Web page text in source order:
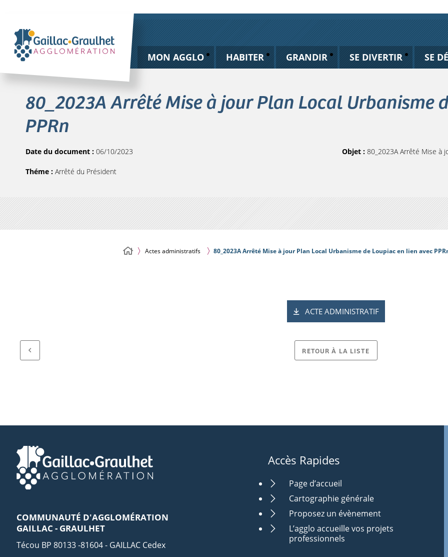
MON AGGLO HABITER GRANDIR SE DIVERTIR SE
80_2023A Arrêté Mise à jour Plan Local Urbanisme
PPRn
Date du document : 06/10/2023
Théme : Arrêté du Président
Objet : 80_2023A Arrêté Mise à
Actes administratifs 80_2023A Arrêté Mise à jour Plan Local Urbanisme de Loupiac en lien avec
ACTE ADMINISTRATIF
RETOUR À LA LISTE
COMMUNAUTÉ D'AGGLOMÉRATION
GAILLAC - GRAULHET
Técou BP 80133 -81604 - GAILLAC Cedex
Accès Rapides
Page d’accueil
Cartographie générale
Proposez un évènement
L’agglo accueille vos projets
professionnels